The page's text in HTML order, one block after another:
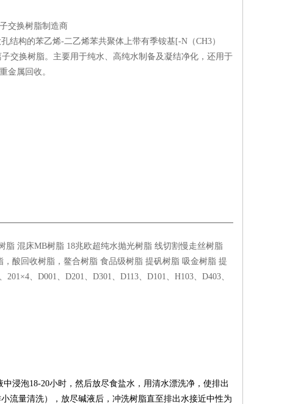
交换树脂制造商
结构的苯乙烯-二乙烯苯共聚体上带有季铵基[-N（CH3）
交换树脂。主要用于纯水、高纯水制备及凝结净化，还用于
金属回收。
混床MB树脂 18兆欧超纯水抛光树脂 线切割慢走丝树脂
酸回收树脂，鳌合树脂 食品级树脂 提矾树脂 吸金树脂 提
、D001、D201、D301、D113、D101、H103、D403、
中浸泡18-20小时，然后放尽食盐水，用清水漂洗净，使排出
流量清洗），放尽碱液后，冲洗树脂直至排出水接近中性为